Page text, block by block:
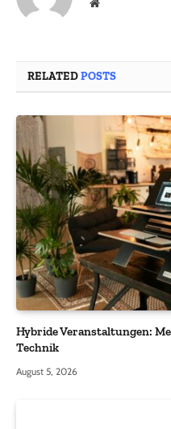
RELATEDPOSTS
Hybride Veranstaltungen:
Technik
August 5, 2026